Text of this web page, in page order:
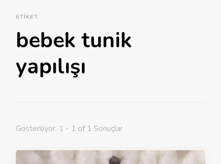
ETIKET
bebek tunik
yapılışı
Gösteriliyor: 1 - 1 of 1 Sonuçlar